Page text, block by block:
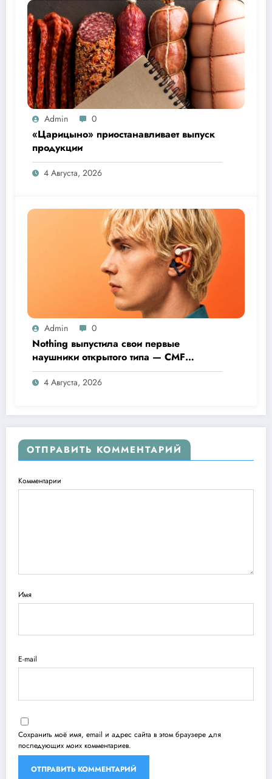
Admin 0
«Царицыно» приостанавливает выпуск
продукции
4 Августа, 2026
Admin 0
Nothing выпустила свои первые
наушники открытого типа — CMF
Clip Pro
4 Августа, 2026
ОТПРАВИТЬ КОММЕНТАРИЙ
Комментарии
Имя
E-mail
Сохранить моё имя, email и адрес сайта в этом браузере для
последующих моих комментариев.